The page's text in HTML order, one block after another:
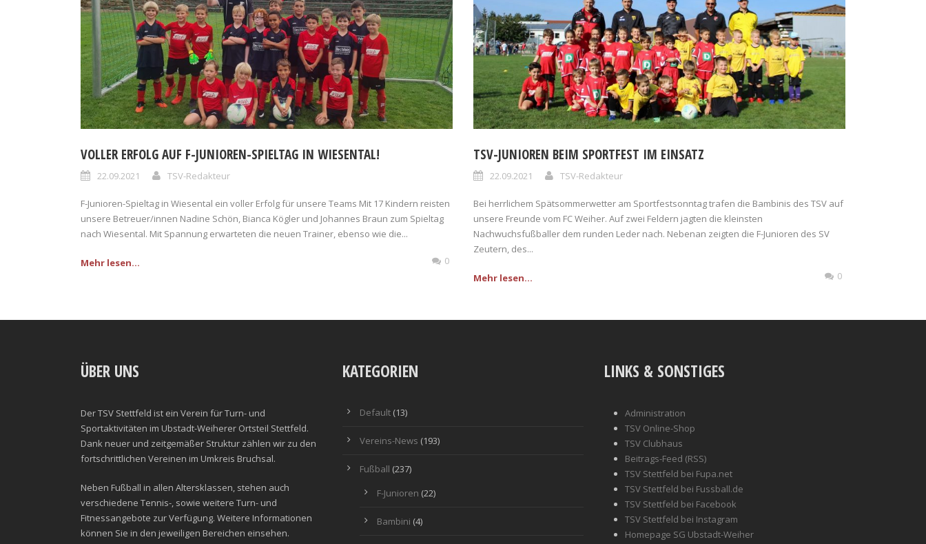
VOLLER ERFOLG AUF F-JUNIOREN-SPIELTAG IN WIESENTAL!
22.09.2021 TSV-Redakteur
F-Junioren-Spieltag in Wiesental ein voller Erfolg für unsere Teams Mit 17 Kindern reisten
unsere Betreuer/innen Nadine Schön, Bianca Kögler und Johannes Braun zum Spieltag
nach Wiesental. Mit Spannung erwarteten die neuen Trainer, ebenso wie die...
Mehr lesen... 0
TSV-JUNIOREN BEIM SPORTFEST IM EINSATZ
22.09.2021 TSV-Redakteur
Bei herrlichem Spätsommerwetter am Sportfestsonntag trafen die Bambinis des TSV auf
unsere Freunde vom FC Weiher. Auf zwei Feldern jagten die kleinsten
Nachwuchsfußballer dem runden Leder nach. Nebenan zeigten die F-Junioren des SV
Zeutern, des...
Mehr lesen... 0
ÜBER UNS
Der TSV Stettfeld ist ein Verein für Turn- und
Sportaktivitäten im Ubstadt-Weiherer Ortsteil Stettfeld.
Dank neuer und zeitgemäßer Struktur zählen wir zu den
fortschrittlichen Vereinen im Umkreis Bruchsal.
Neben Fußball in allen Altersklassen, stehen auch
verschiedene Tennis-, sowie weitere Turn- und
Fitnessangebote zur Verfügung. Weitere Informationen
können Sie in den jeweiligen Bereichen einsehen.
KATEGORIEN
Default(13)
Vereins-News (193)
Fußball (237)
F-Junioren (22)
Bambini (4)
LINKS & SONSTIGES
Administration
TSV Online-Shop
TSV Clubhaus
Beitrags-Feed (RSS)
TSV Stettfeld bei Fupa.net
TSV Stettfeld bei Fussball.de
TSV Stettfeld bei Facebook
TSV Stettfeld bei Instagram
Homepage SG Ubstadt-Weiher